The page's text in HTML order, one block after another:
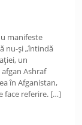
manifeste
nu-și „întindă
un
Ashraf
în Afganistan,
face referire. […]